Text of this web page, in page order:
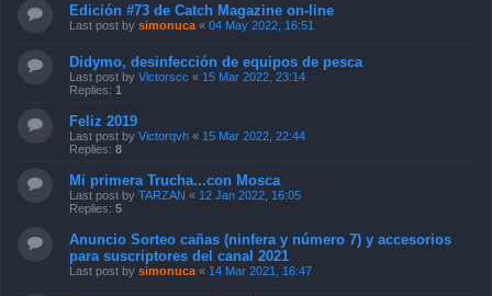
Edición #73 de Catch Magazine on-line
Last post by simonuca « 04 May 2022, 16:51
Didymo, desinfección de equipos de pesca
Last post by Victorscc « 15 Mar 2022, 23:14
Replies: 1
Feliz 2019
Last post by Victorqvh « 15 Mar 2022, 22:44
Replies: 8
Mi primera Trucha...con Mosca
Last post by TARZAN « 12 Jan 2022, 16:05
Replies: 5
Anuncio Sorteo cañas (ninfera y número 7) y accesorios
para suscriptores del canal 2021
Last post by simonuca « 14 Mar 2021, 16:47